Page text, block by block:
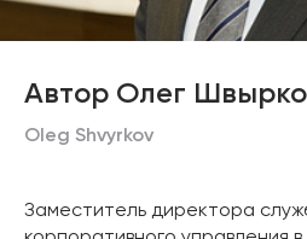
Автор Олег
Oleg Shvyrkov
Заместитель директора